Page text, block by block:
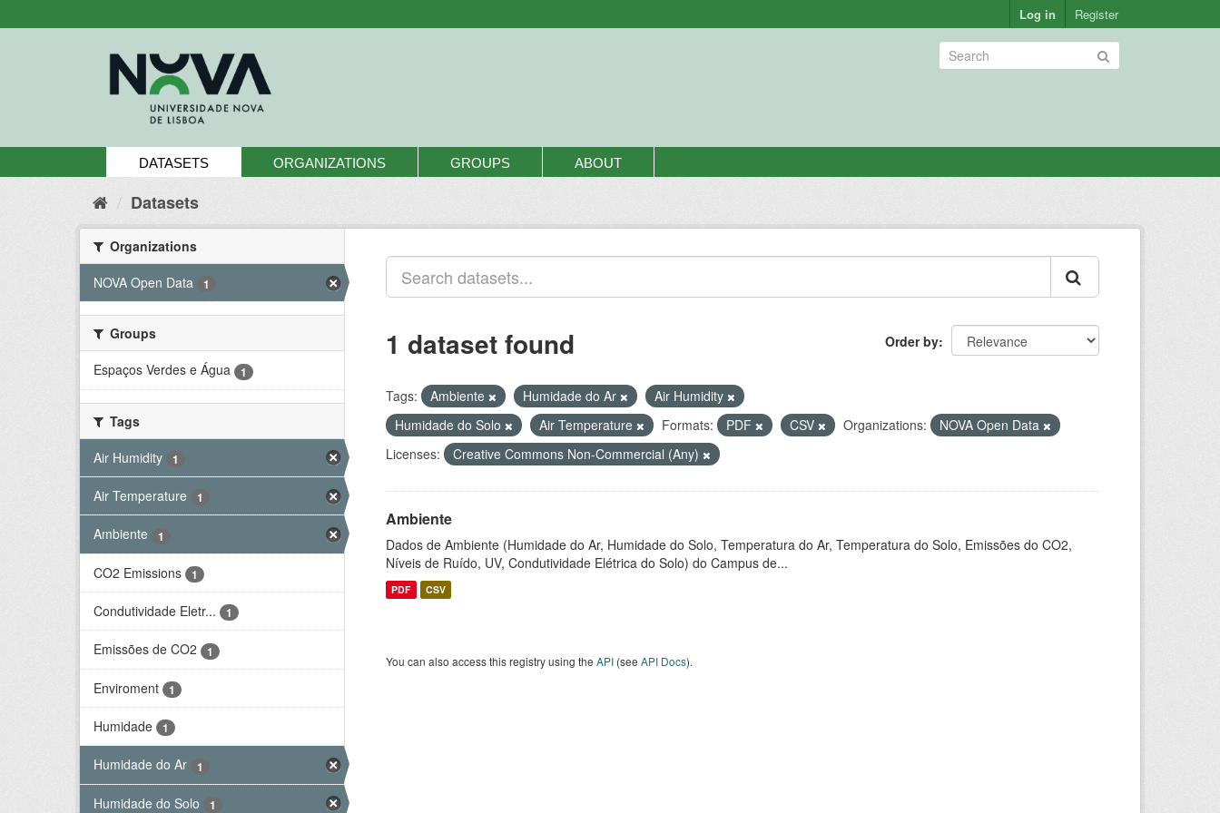
to
Log in Register
DATASETS ORGANIZATIONS GROUPS ABOUT
Datasets
Organizations
NOVA Open Data
1
Groups
Espaços Verdes e Água
1
Tags
Air Humidity
1
Air Temperature 1
Ambiente 1
CO2 Emissions 1
Condutividade Eletr... 1
Emissões de CO2 1
Enviroment 1
Humidade 1
Humidade do Ar 1
Humidade do Solo 1
Order by
1 dataset found
Tags: Ambiente Humidade do Ar
Air Humidity
Humidade do Solo
Air Temperature Formats: PDF CSV Organizations:
NOVA Open Data
Licenses:
Creative Commons Non-Commercial (Any)
Ambiente
Dados de Ambiente (Humidade do Ar, Humidade do Solo, Temperatura do Ar, Temperatura do Solo, Emissões do CO2,
Níveis de Ruído, UV, Condutividade Elétrica do Solo) do Campus de...
PDF CSV
You can also access this registry using the API (see API Docs).